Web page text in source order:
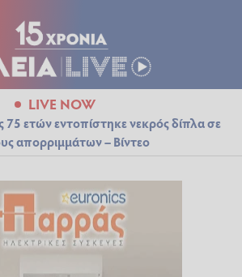
LIVE NOW
ετών εντοπίστηκε νεκρός δίπλα σε
απορριμμάτων – Βίντεο